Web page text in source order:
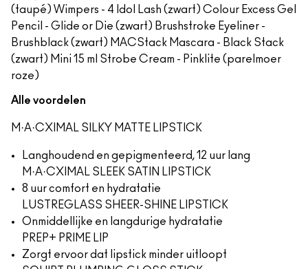
(taupé) Wimpers - 4 Idol Lash (zwart) Colour Excess Gel
Pencil - Glide or Die (zwart) Brushstroke Eyeliner -
Brushblack (zwart) MACStack Mascara - Black Stack
(zwart) Mini 15 ml Strobe Cream - Pinklite (parelmoer
roze)
Alle voordelen
M·A·CXIMAL SILKY MATTE LIPSTICK
Langhoudend en gepigmenteerd, 12 uur lang
M·A·CXIMAL SLEEK SATIN LIPSTICK
8 uur comfort en hydratatie
LUSTREGLASS SHEER-SHINE LIPSTICK
Onmiddellijke en langdurige hydratatie
PREP+ PRIME LIP
Zorgt ervoor dat lipstick minder uitloopt